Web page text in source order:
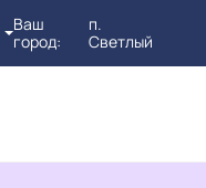
Ваш
город:
п.
Светлый